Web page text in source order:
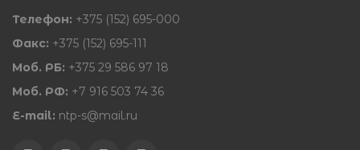
Телефон: +375 (152) 695-000
Факс: +375 (152) 695-111
Моб. РБ: +375 29 586 97 18
Моб. РФ: +7 916 503 74 36
E-mail: ntp-s@mail.ru